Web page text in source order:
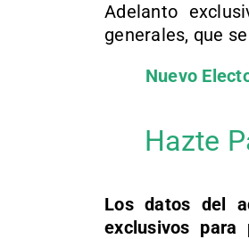
Adelanto
generales, que
Nuevo
Hazte
Los datos del
exclusivos